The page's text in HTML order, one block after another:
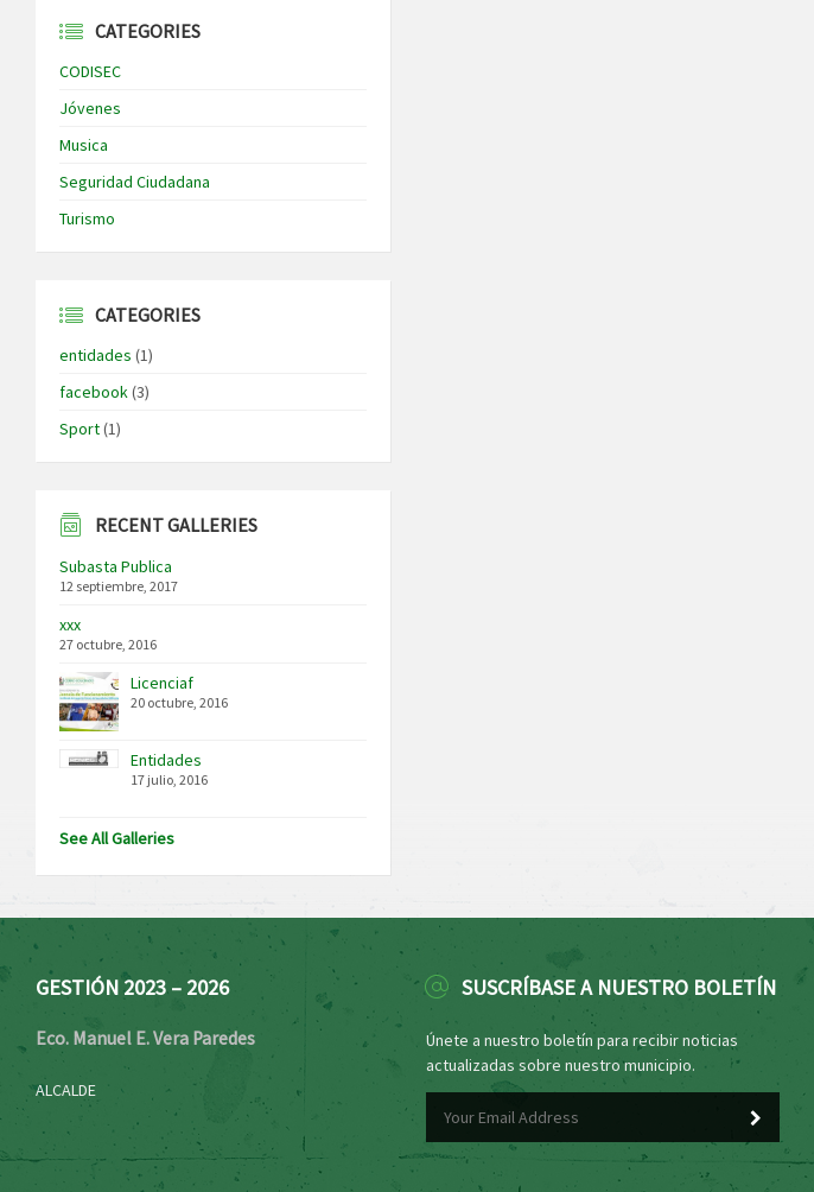
CATEGORIES
CODISEC
Jóvenes
Musica
Seguridad Ciudadana
Turismo
CATEGORIES
entidades (1)
facebook(3)
Sport(1)
RECENT GALLERIES
Subasta Publica
12 septiembre, 2017
xxx
27 octubre, 2016
Licenciaf
20 octubre, 2016
Entidades
17 julio, 2016
See All Galleries
GESTIÓN 2023 – 2026
Eco. Manuel E. Vera Paredes
ALCALDE
SUSCRÍBASE A NUESTRO BOLETÍN
Únete a nuestro boletín para recibir noticias
actualizadas sobre nuestro municipio.